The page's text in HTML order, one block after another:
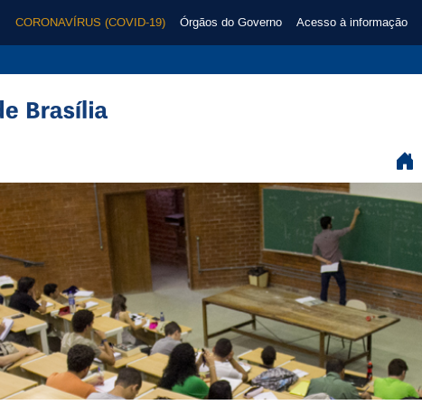
CORONAVÍRUS (COVID-19) Órgãos do Governo Acesso à informação